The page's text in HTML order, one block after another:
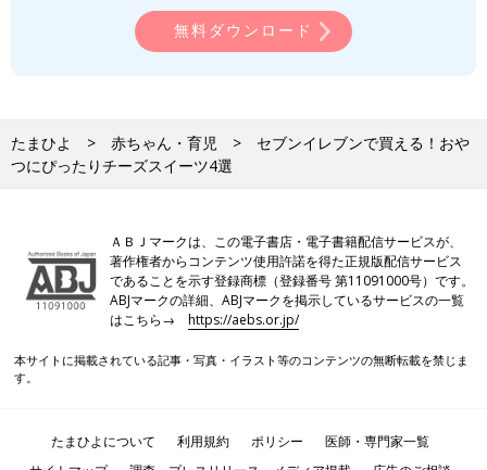
無料ダウンロード
たまひよ 赤ちゃん・育児
セブンイレブンで買える！おや
つにぴったりチーズスイーツ4選
ＡＢＪマークは、この電子書店・電子書籍配信サービスが、
著作権者からコンテンツ使用許諾を得た正規版配信サービス
であることを示す登録商標（登録番号 第11091000号）です。
ABJマークの詳細、ABJマークを掲示しているサービスの一覧
はこちら→https://aebs.or.jp/
本サイトに掲載されている記事・写真・イラスト等のコンテンツの無断転載を禁じま
す。
たまひよについて 利用規約 ポリシー
医師・専門家一覧